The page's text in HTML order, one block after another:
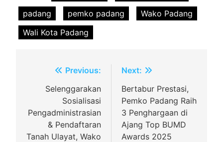
padang
pemko padang
Wako Padang
Wali Kota Padang
Navigasi
pos
Previous:
Selenggarakan
Sosialisasi
Pengadministrasian
& Pendaftaran
Tanah Ulayat, Wako
Next:
Bertabur Prestasi,
Pemko Padang Raih
3 Penghargaan di
Ajang Top BUMD
Awards 2025